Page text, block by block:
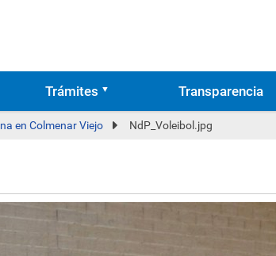
Trámites Transparencia
en Colmenar Viejo NdP_Voleibol.jpg